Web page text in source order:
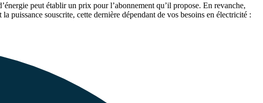
peut établir un prix pour l’abonnement qu’il propose. En revanche,
puissance souscrite, cette dernière dépendant de vos besoins en électricité :